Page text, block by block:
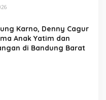
Karno, Denny Cagur
Anak Yatim dan
di Bandung Barat